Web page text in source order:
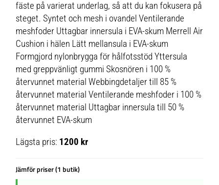
fäste på varierat underlag, så att du kan fokusera på
steget. Syntet och mesh i ovandel Ventilerande
meshfoder Uttagbar innersula i EVA-skum Merrell Air
Cushion i hälen Lätt mellansula i EVA-skum
Formgjord nylonbrygga för hålfotsstöd Yttersula
med greppvänligt gummi Skosnören i 100 %
återvunnet material Webbingdetaljer till 85 %
återvunnet material Ventilerande meshfoder i 100 %
återvunnet material Uttagbar innersula till 50 %
återvunnet EVA-skum
Lägsta pris: 1200 kr
Jämför priser (1 butik)